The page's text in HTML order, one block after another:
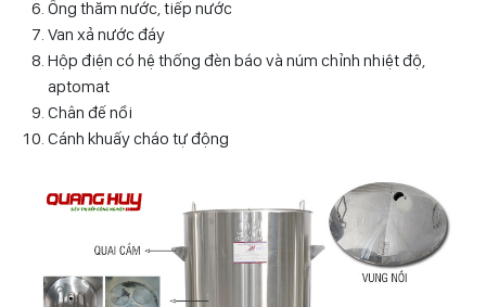
Ống thăm nước, tiếp nước
Van xả nước đáy
Hộp điện có hệ thống đèn báo và núm chỉnh nhiệt độ,
aptomat
Chân đế nồi
Cánh khuấy cháo tự động